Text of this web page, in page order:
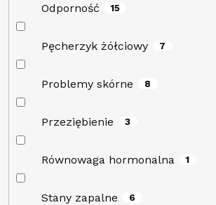
Odporność 15
Pęcherzyk żółciowy 7
Problemy skórne 8
Przeziębienie 3
Równowaga hormonalna 1
Stany zapalne 6